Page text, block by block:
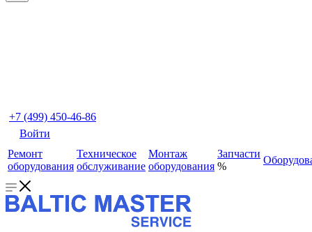
+7 (499) 450-46-86
Войти
Ремонт
оборудования
Техническое
обслуживание
Монтаж
оборудования
Запчасти
%